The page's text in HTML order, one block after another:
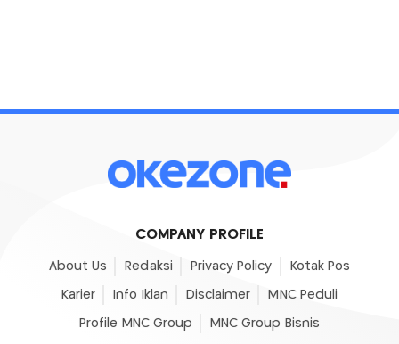
COMPANY PROFILE
About Us Redaksi Privacy Policy Kotak Pos
Karier Info Iklan Disclaimer MNC Peduli
Profile MNC Group MNC Group Bisnis